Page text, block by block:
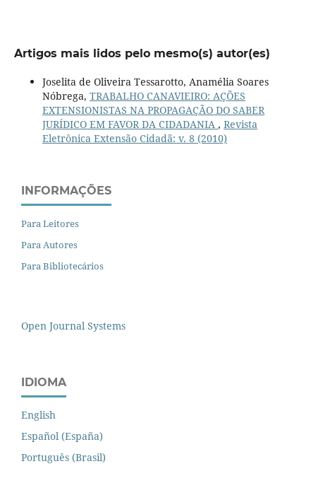
Artigos mais lidos pelo mesmo(s) autor(es)
Joselita de Oliveira Tessarotto, Anamélia Soares
Nóbrega, TRABALHO CANAVIEIRO: AÇÕES
EXTENSIONISTAS NA PROPAGAÇÃO DO SABER
JURÍDICO EM FAVOR DA CIDADANIA , Revista
Eletrônica Extensão Cidadã: v. 8 (2010)
INFORMAÇÕES
Para Leitores
Para Autores
Para Bibliotecários
Open Journal Systems
IDIOMA
English
Español (España)
Português (Brasil)